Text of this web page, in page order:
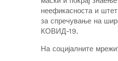
неефикасноста и
за спречување на
КОВИД-19.
На социјалните